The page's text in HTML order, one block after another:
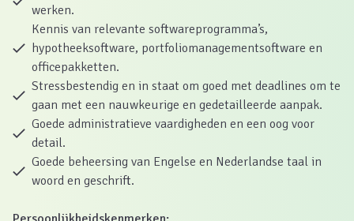
werken.
Kennis van relevante softwareprogramma’s,
hypotheeksoftware, portfoliomanagementsoftware en
officepakketten.
Stressbestendig en in staat om goed met deadlines om te
gaan met een nauwkeurige en gedetailleerde aanpak.
Goede administratieve vaardigheden en een oog voor
detail.
Goede beheersing van Engelse en Nederlandse taal in
woord en geschrift.